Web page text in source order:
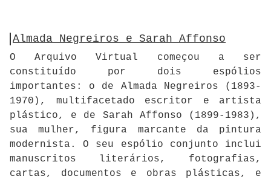
Almada Negreiros e Sarah Affonso
O Arquivo Virtual começou a ser
constituído por dois espólios
importantes: o de Almada Negreiros (1893-
1970), multifacetado escritor e artista
plástico, e de Sarah Affonso (1899-1983),
sua mulher, figura marcante da pintura
modernista. O seu espólio conjunto inclui
manuscritos literários, fotografias,
cartas, documentos e obras plásticas, e